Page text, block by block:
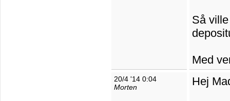
Så
Med
20/4 '14 0:04
Morten
Hej